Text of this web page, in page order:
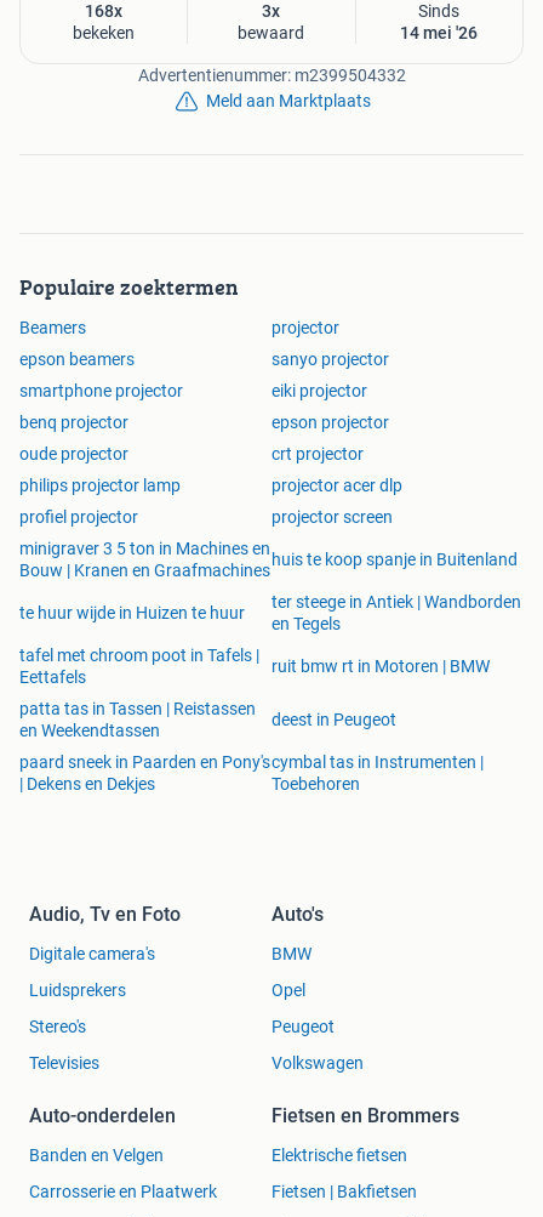
168x
bekeken
3x
bewaard
Sinds
14 mei '26
Advertentienummer: m2399504332
Meld aan Marktplaats
Populaire zoektermen
Beamers
projector
epson beamers
sanyo projector
smartphone projector
eiki projector
benq projector
epson projector
oude projector
crt projector
philips projector lamp
projector acer dlp
profiel projector
projector screen
minigraver 3 5 ton in Machines en
Bouw | Kranen en Graafmachines
huis te koop spanje in Buitenland
te huur wijde in Huizen te huur
ter steege in Antiek | Wandborden
en Tegels
tafel met chroom poot in Tafels |
Eettafels
ruit bmw rt in Motoren | BMW
patta tas in Tassen | Reistassen
en Weekendtassen
deest in Peugeot
paard sneek in Paarden en Pony's
| Dekens en Dekjes
cymbal tas in Instrumenten |
Toebehoren
Audio, Tv en Foto
Digitale camera's
Luidsprekers
Stereo's
Televisies
Auto's
BMW
Opel
Peugeot
Volkswagen
Auto-onderdelen
Banden en Velgen
Carrosserie en Plaatwerk
Fietsen en Brommers
Elektrische fietsen
Fietsen | Bakfietsen